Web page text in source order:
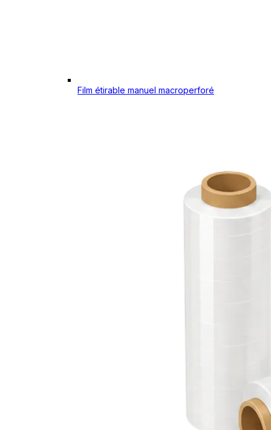
Film étirable manuel macroperforé